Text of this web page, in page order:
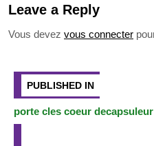
o
o
g
er
n
k
c
e
o
o
ss
e
g
er
p
y
n
k
g
Leave a Reply
Vous devez vous connecter
de
l’article
PUBLISHED IN
porte cles coeur